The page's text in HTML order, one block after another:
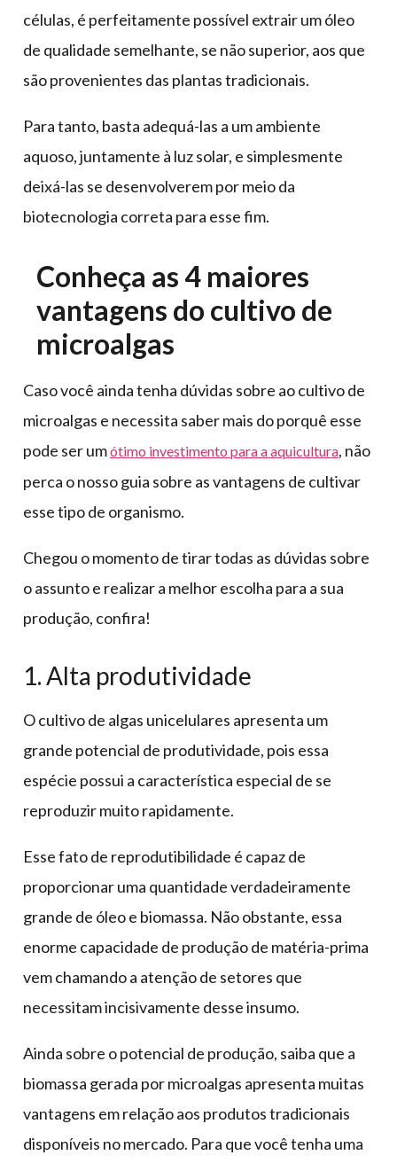
células, é perfeitamente possível extrair um óleo
de qualidade semelhante, se não superior, aos que
são provenientes das plantas tradicionais.
Para tanto, basta adequá-las a um ambiente
aquoso, juntamente à luz solar, e simplesmente
deixá-las se desenvolverem por meio da
biotecnologia correta para esse fim.
Conheça as 4 maiores
vantagens do cultivo de
microalgas
Caso você ainda tenha dúvidas sobre ao cultivo de
microalgas e necessita saber mais do porquê esse
pode ser umótimo investimento para a aquicultura, não
perca o nosso guia sobre as vantagens de cultivar
esse tipo de organismo.
Chegou o momento de tirar todas as dúvidas sobre
o assunto e realizar a melhor escolha para a sua
produção, confira!
1. Alta produtividade
O cultivo de algas unicelulares apresenta um
grande potencial de produtividade, pois essa
espécie possui a característica especial de se
reproduzir muito rapidamente.
Esse fato de reprodutibilidade é capaz de
proporcionar uma quantidade verdadeiramente
grande de óleo e biomassa. Não obstante, essa
enorme capacidade de produção de matéria-prima
vem chamando a atenção de setores que
necessitam incisivamente desse insumo.
Ainda sobre o potencial de produção, saiba que a
biomassa gerada por microalgas apresenta muitas
vantagens em relação aos produtos tradicionais
disponíveis no mercado. Para que você tenha uma